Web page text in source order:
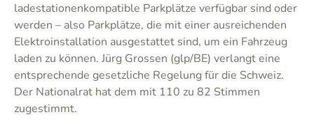
ladestationenkompatible Parkplätze verfügbar sind oder
werden – also Parkplätze, die mit einer ausreichenden
Elektroinstallation ausgestattet sind, um ein Fahrzeug
laden zu können. Jürg Grossen (glp/BE) verlangt eine
entsprechende gesetzliche Regelung für die Schweiz.
Der Nationalrat hat dem mit 110 zu 82 Stimmen
zugestimmt.